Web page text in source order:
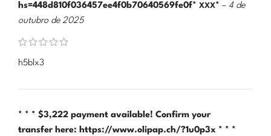
hs=448d810f036457ee4f0b70640569fe0f* ххх* – 4 de
outubro de 2025
h5blx3
* * * $3,222 payment available! Confirm your
transfer here: https://www.olipap.ch/?1u0p3x * * *